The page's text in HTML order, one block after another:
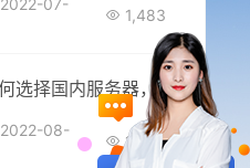
2022-07-
1,483
如何选择国内服务器，如何选择国外服务器
2022-08-
1,393